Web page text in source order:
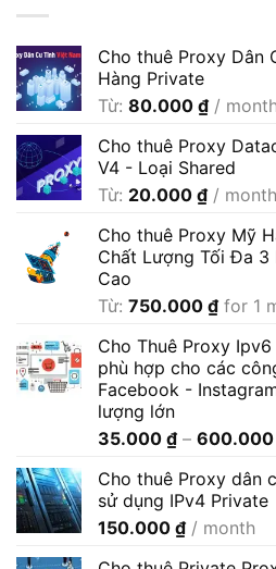
Cho thuê Proxy Dân
Hàng Private
Từ: 80.000 ₫ /
Cho thuê Proxy
V4 - Loại Shared
Từ: 20.000 ₫ / month
Cho thuê Proxy Mỹ
Chất Lượng Tối Đa
Cao
Từ: 750.000 ₫ for 1
Cho Thuê Proxy
phù hợp cho các
Facebook -
lượng lớn
35.000 ₫ – 600.000
Cho thuê Proxy dân
sử dụng IPv4 Private
150.000 ₫ / month